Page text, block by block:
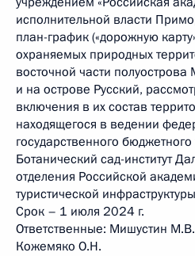
исполнительной власти
план-график («дорожную
охраняемых природных
восточной части
и на острове Русский,
включения в их состав
находящегося в ведении
государственного
Ботанический сад-институт
отделения Российской
туристической
Срок – 1 июля 2024 г.
Ответственные: Мишустин
Кожемяко О.Н.